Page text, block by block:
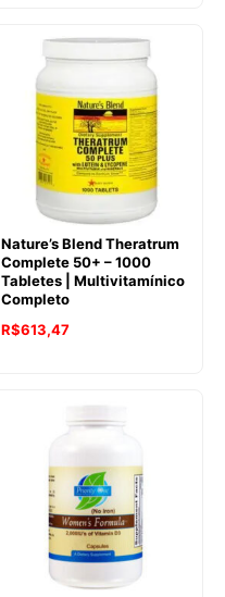
Nature’s Blend Theratrum
Complete 50+ – 1000
Tabletes | Multivitamínico
Completo
R$613,47